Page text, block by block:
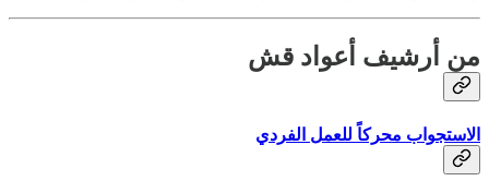
من أرشيف أعواد قش
الاستجواب محركاً للعمل الفردي